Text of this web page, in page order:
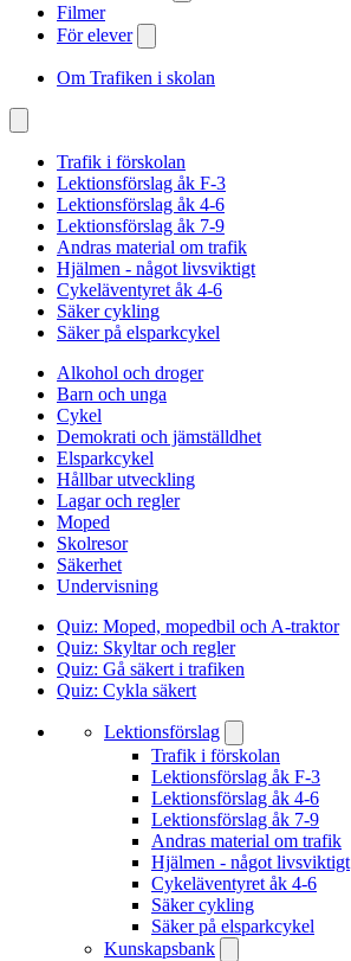
Filmer
För elever
Om Trafiken i skolan
Trafik i förskolan
Lektionsförslag åk F-3
Lektionsförslag åk 4-6
Lektionsförslag åk 7-9
Andras material om trafik
Hjälmen - något livsviktigt
Cykeläventyret åk 4-6
Säker cykling
Säker på elsparkcykel
Alkohol och droger
Barn och unga
Cykel
Demokrati och jämställdhet
Elsparkcykel
Hållbar utveckling
Lagar och regler
Moped
Skolresor
Säkerhet
Undervisning
Quiz: Moped, mopedbil och A-traktor
Quiz: Skyltar och regler
Quiz: Gå säkert i trafiken
Quiz: Cykla säkert
Lektionsförslag
Trafik i förskolan
Lektionsförslag åk F-3
Lektionsförslag åk 4-6
Lektionsförslag åk 7-9
Andras material om trafik
Hjälmen - något livsviktigt
Cykeläventyret åk 4-6
Säker cykling
Säker på elsparkcykel
Kunskapsbank